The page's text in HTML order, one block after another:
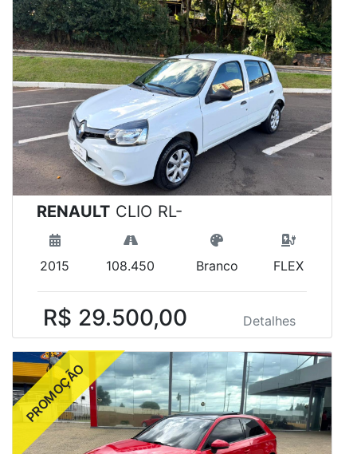
RENAULT CLIO RL-
2015 108.450 Branco FLEX
R$ 29.500,00 Detalhes
PROMOÇÃO